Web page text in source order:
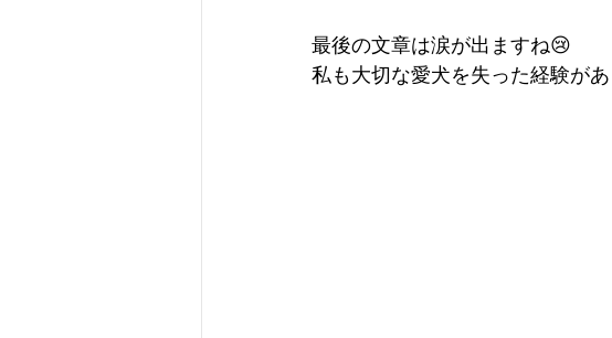
最後の文章は涙が出ますね😢
私も大切な愛犬を失った経験があ